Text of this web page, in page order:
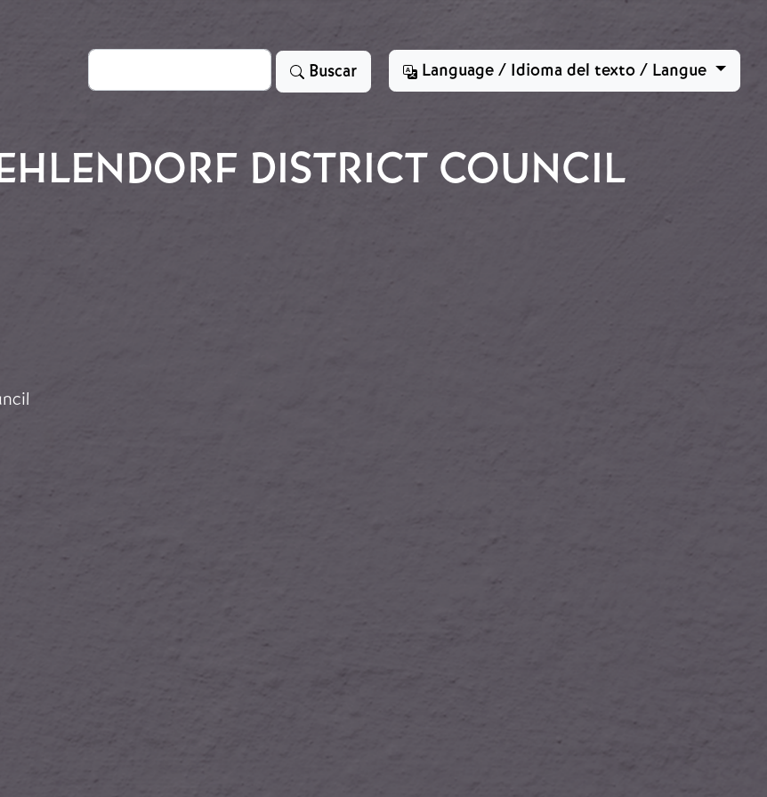
Search Buscar Language / Idioma del texto / Langue
DISTRICT COUNCIL